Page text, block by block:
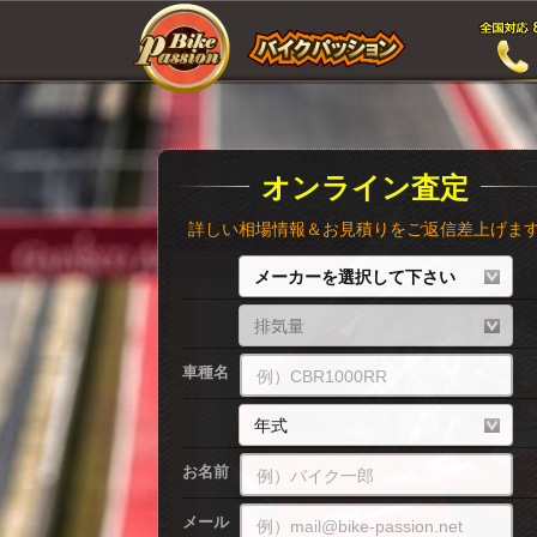
オンライン査定
詳しい相場情報＆お見積りをご返信差上げま
車種名
お名前
メール